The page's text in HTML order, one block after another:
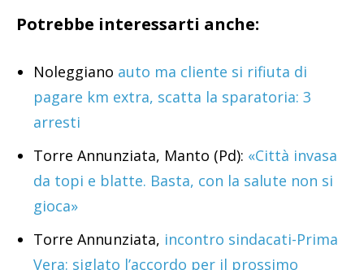
Potrebbe interessarti anche:
Noleggiano auto ma cliente si rifiuta di
pagare km extra, scatta la sparatoria: 3
arresti
Torre Annunziata, Manto (Pd): «Città invasa
da topi e blatte. Basta, con la salute non si
gioca»
Torre Annunziata, incontro sindacati-Prima
Vera: siglato l’accordo per il prossimo